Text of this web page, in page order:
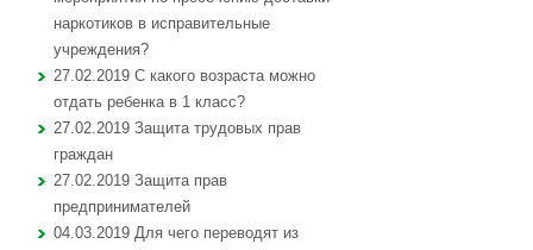
наркотиков в исправительные
учреждения?
27.02.2019 С какого возраста можно
отдать ребенка в 1 класс?
27.02.2019 Защита трудовых прав
граждан
27.02.2019 Защита прав
предпринимателей
04.03.2019 Для чего переводят из